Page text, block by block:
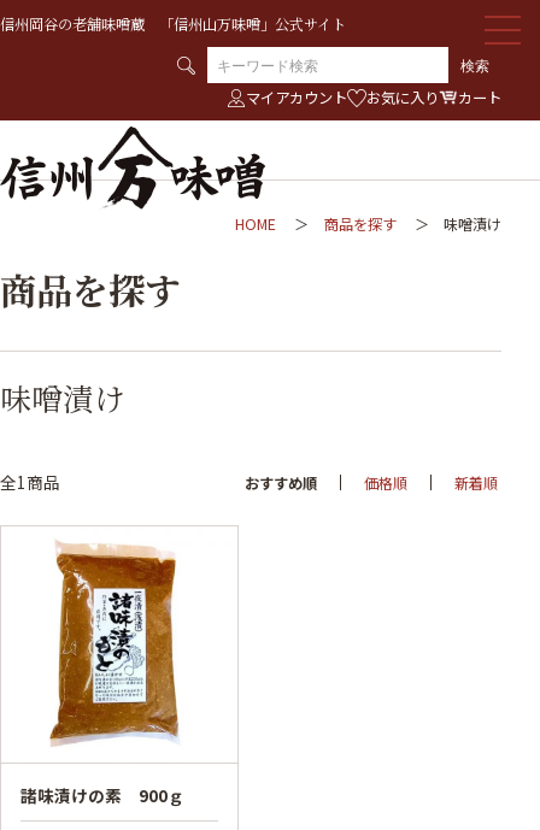
信州岡谷の老舗味噌蔵 「信州山万味噌」公式サイト
検索
マイアカウント
お気に入り カート
HOME 商品を探す 味噌漬け
商品を探す
味噌漬け
全1商品 おすすめ順 価格順 新着順
諸味漬けの素 900ｇ